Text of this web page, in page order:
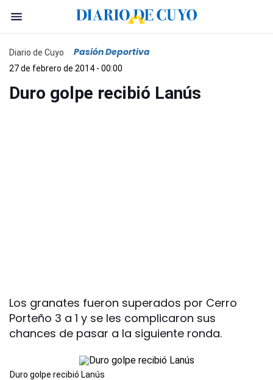
Diario de Cuyo Pasión Deportiva
27 de febrero de 2014 - 00:00
Duro golpe recibió Lanús
Los granates fueron superados por Cerro
Porteño 3 a 1 y se les complicaron sus
chances de pasar a la siguiente ronda.
Duro golpe recibió Lanús